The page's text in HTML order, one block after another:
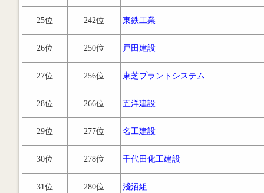
25位 242位 東鉄工業
26位 250位 戸田建設
27位 256位 東芝プラントシステム
28位 266位 五洋建設
29位 277位 名工建設
30位 278位 千代田化工建設
31位 280位 淺沼組